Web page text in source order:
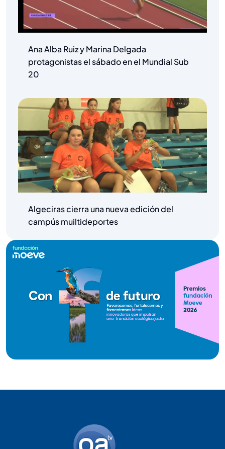
Ana Alba Ruiz y Marina Delgada
protagonistas el sábado en el Mundial Sub
20
Algeciras cierra una nueva edición del
campús muiltideportes